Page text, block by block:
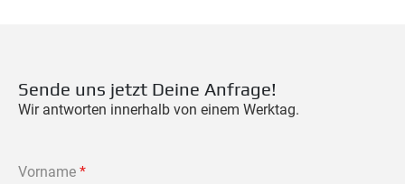
Sende uns jetzt Deine Anfrage!
Wir antworten innerhalb von einem Werktag.
Vorname *